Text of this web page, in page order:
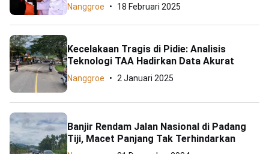
Nanggroe 18 Februari 2025
Kecelakaan Tragis di Pidie: Analisis
Teknologi TAA Hadirkan Data Akurat
Nanggroe 2 Januari 2025
Banjir Rendam Jalan Nasional di Padang
Tiji, Macet Panjang Tak Terhindarkan